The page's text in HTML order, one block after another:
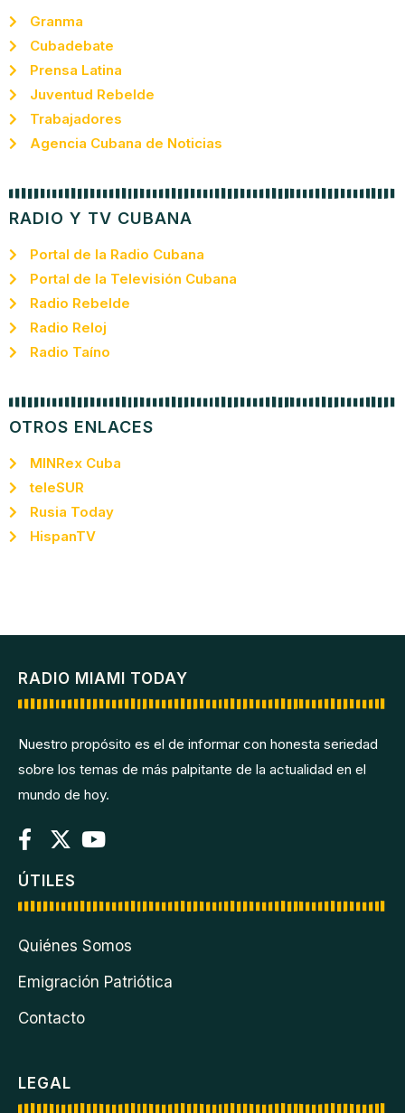
Granma
Cubadebate
Prensa Latina
Juventud Rebelde
Trabajadores
Agencia Cubana de Noticias
RADIO Y TV CUBANA
Portal de la Radio Cubana
Portal de la Televisión Cubana
Radio Rebelde
Radio Reloj
Radio Taíno
OTROS ENLACES
MINRex Cuba
teleSUR
Rusia Today
HispanTV
RADIO MIAMI TODAY
Nuestro propósito es el de informar con honesta seriedad
sobre los temas de más palpitante de la actualidad en el
mundo de hoy.
ÚTILES
Quiénes Somos
Emigración Patriótica
Contacto
LEGAL